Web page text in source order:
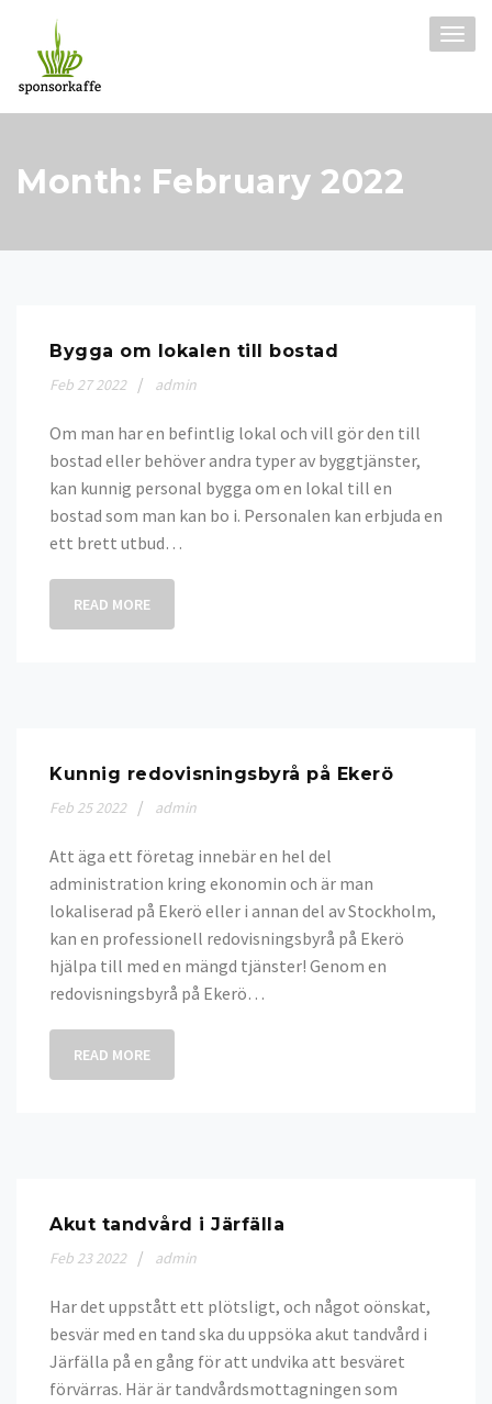
content
Month: February 2022
Bygga om lokalen till bostad
Feb 27 2022 admin
Om man har en befintlig lokal och vill gör den till
bostad eller behöver andra typer av byggtjänster,
kan kunnig personal bygga om en lokal till en
bostad som man kan bo i. Personalen kan erbjuda en
ett brett utbud…
READ MORE
Kunnig redovisningsbyrå på Ekerö
Feb 25 2022 admin
Att äga ett företag innebär en hel del
administration kring ekonomin och är man
lokaliserad på Ekerö eller i annan del av Stockholm,
kan en professionell redovisningsbyrå på Ekerö
hjälpa till med en mängd tjänster! Genom en
redovisningsbyrå på Ekerö…
READ MORE
Akut tandvård i Järfälla
Feb 23 2022 admin
Har det uppstått ett plötsligt, och något oönskat,
besvär med en tand ska du uppsöka akut tandvård i
Järfälla på en gång för att undvika att besväret
förvärras. Här är tandvårdsmottagningen som